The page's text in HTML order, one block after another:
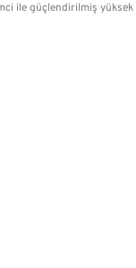
ile güçlendirilmiş